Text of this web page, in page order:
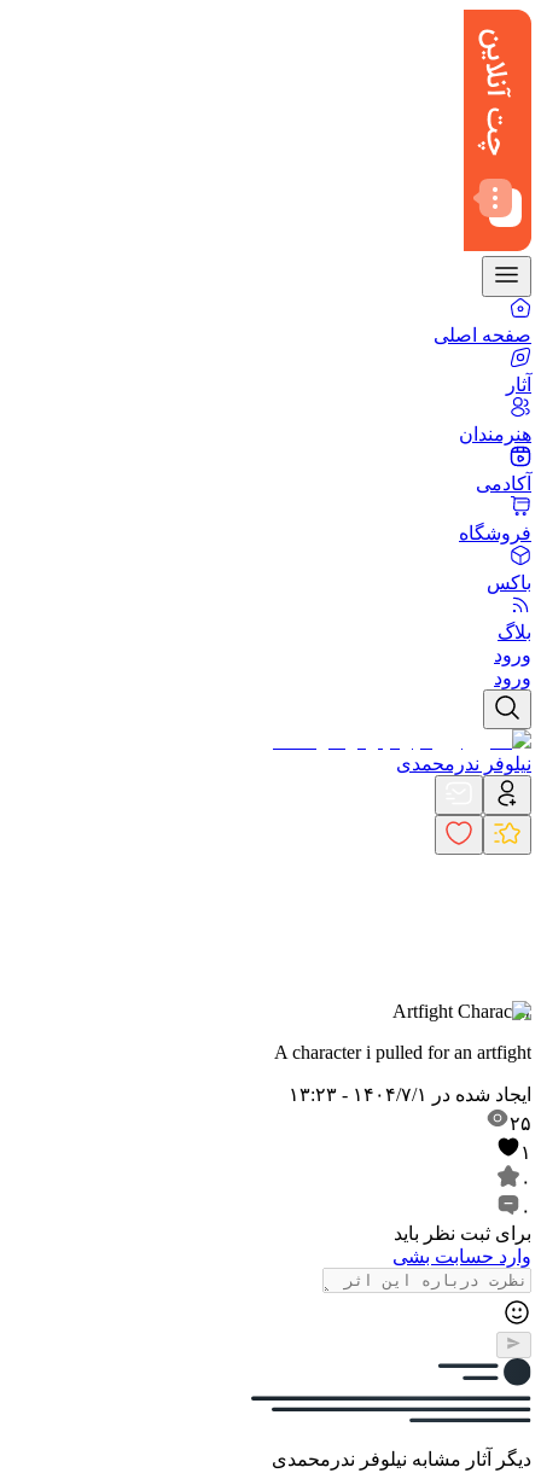
صفحه اصلی
آثار
هنرمندان
آکادمی
فروشگاه
باکس
بلاگ
ورود
ورود
نیلوفر ندرمحمدی
Artfight Character
A character i pulled for an artfight
ایجاد شده در
۱۴۰۴/۷/۱ - ۱۳:۲۳
۲۵
۱
۰
۰
برای ثبت نظر باید
وارد حسابت بشی
دیگر آثار مشابه نیلوفر ندرمحمدی